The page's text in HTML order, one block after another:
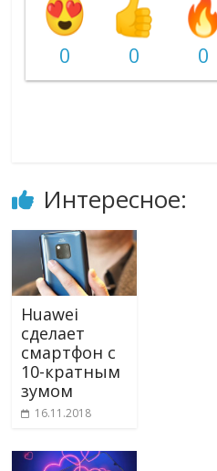
0 0 0
Интересное:
Huawei
сделает
смартфон с
10-кратным
зумом
16.11.2018